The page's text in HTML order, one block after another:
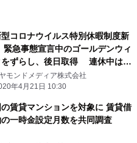
型コロナウイルス特別休暇制度新
緊急事態宣言中のゴールデンウィ
をずらし、後日取得 連休中はテ
クにて勤務
モンドメディア株式会社
年4月21日 10:30
賃貸マンションを対象に 賃貸借
一時金設定月数を共同調査